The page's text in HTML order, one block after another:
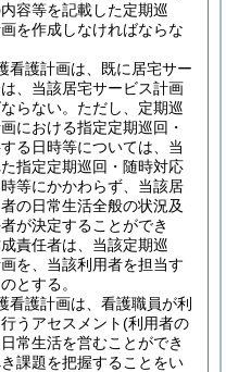
容等を記載した定期巡
を作成しなければならな
看護計画は、既に居宅サー
、当該居宅サービス計画
らない。 ただし、定期巡
における指定定期巡回・
る日時等については、当
指定定期巡回・随時対応
等にかかわらず、当該居
の日常生活全般の状況及
が決定することができ
責任者は、当該定期巡
を、当該利用者を担当す
とする。
看護計画は、看護職員が利
うアセスメント(利用者の
常生活を営むことができ
課題を把握することをい